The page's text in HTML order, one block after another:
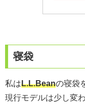
寝袋
私はL.L.Beanの寝袋
現行モデルは少し変